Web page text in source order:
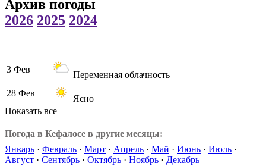
Архив погоды
2026 2025 2024
3 Фев
Переменная облачность
28 Фев
Ясно
Показать все
Погода в Кефалосе в другие месяцы:
Январь · Февраль · Март · Апрель · Май · Июнь · Июль ·
Август · Сентябрь · Октябрь · Ноябрь · Декабрь